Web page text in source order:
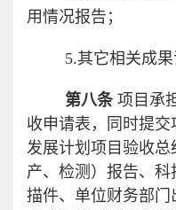
用情况报告；
5.其它相关成果
第八条 项目承
收申请表，同时提
发展计划项目验收总
产、检测）报告、
描件、单位财务部门